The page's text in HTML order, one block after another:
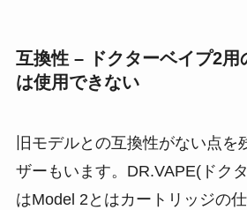
互換性 – ドクターベイプ2用
は使用できない
旧モデルとの互換性がない点を
ザーもいます。DR.VAPE(ドク
はModel 2とはカートリッジの